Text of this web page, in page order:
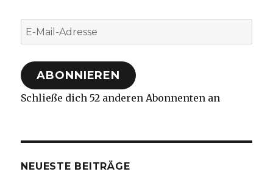
E-
Mail-
Adresse
ABONNIEREN
Schließe dich 52 anderen Abonnenten an
NEUESTE BEITRÄGE